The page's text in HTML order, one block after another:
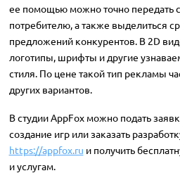
ее помощью можно точно передать
потребителю, а также выделиться
предложений конкурентов. В 2D
логотипы, шрифты и другие
стиля. По цене такой тип рекламы
других вариантов.
В студии AppFox можно подать
создание игр или заказать
https://appfox.ru и получить
и услугам.